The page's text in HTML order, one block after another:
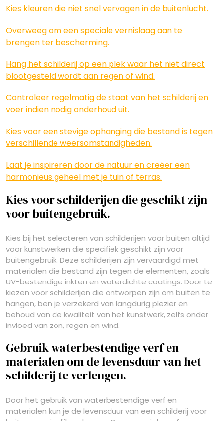
Kies kleuren die niet snel vervagen in de buitenlucht.
Overweeg om een speciale vernislaag aan te
brengen ter bescherming.
Hang het schilderij op een plek waar het niet direct
blootgesteld wordt aan regen of wind.
Controleer regelmatig de staat van het schilderij en
voer indien nodig onderhoud uit.
Kies voor een stevige ophanging die bestand is tegen
verschillende weersomstandigheden.
Laat je inspireren door de natuur en creëer een
harmonieus geheel met je tuin of terras.
Kies voor schilderijen die geschikt zijn
voor buitengebruik.
Kies bij het selecteren van schilderijen voor buiten altijd
voor kunstwerken die specifiek geschikt zijn voor
buitengebruik. Deze schilderijen zijn vervaardigd met
materialen die bestand zijn tegen de elementen, zoals
UV-bestendige inkten en waterdichte coatings. Door te
kiezen voor schilderijen die ontworpen zijn om buiten te
hangen, ben je verzekerd van langdurig plezier en
behoud van de kwaliteit van het kunstwerk, zelfs onder
invloed van zon, regen en wind.
Gebruik waterbestendige verf en
materialen om de levensduur van het
schilderij te verlengen.
Door het gebruik van waterbestendige verf en
materialen kun je de levensduur van een schilderij voor